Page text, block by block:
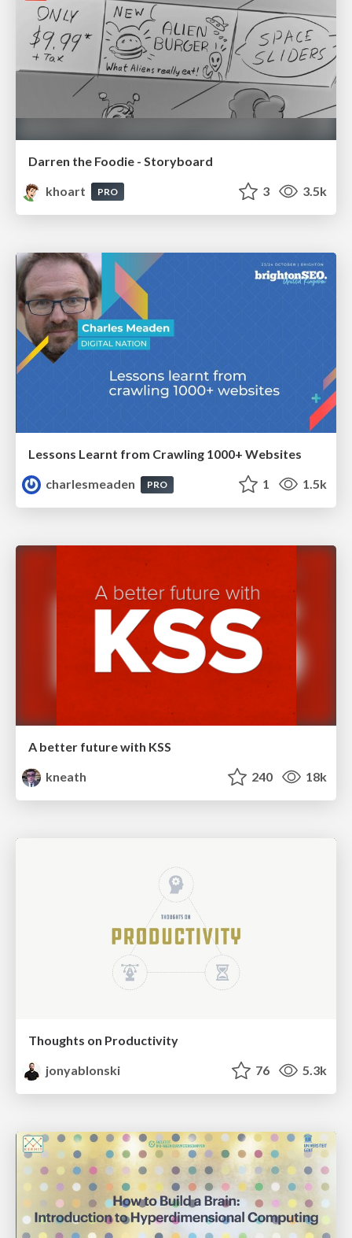
Darren the Foodie - Storyboard
khoart
PRO 3 3.5k
Lessons Learnt from Crawling 1000+ Websites
charlesmeaden
PRO 1 1.5k
A better future with KSS
kneath
240 18k
Thoughts on Productivity
jonyablonski
76 5.3k